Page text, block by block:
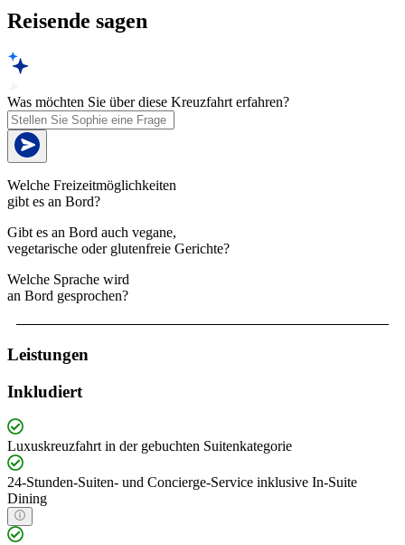
Reisende sagen
Was möchten Sie über diese Kreuzfahrt erfahren?
Welche Freizeitmöglichkeiten
gibt es an Bord?
Gibt es an Bord auch vegane,
vegetarische oder glutenfreie Gerichte?
Welche Sprache wird
an Bord gesprochen?
Leistungen
Inkludiert
Luxuskreuzfahrt in der gebuchten Suitenkategorie
24-Stunden-Suiten- und Concierge-Service inklusive In-Suite
Dining